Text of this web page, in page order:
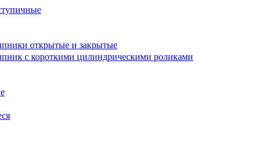
открытые и закрытые
с короткими цилиндрическими роликами